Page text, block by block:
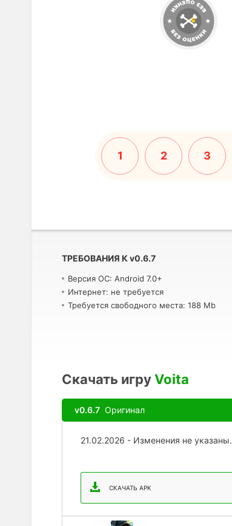
1 2 3
ТРЕБОВАНИЯ К v0.6.7
Версия ОС: Android 7.0+
Интернет: не требуется
Требуется свободного места: 188 Mb
Скачать игруVoita
v0.6.7 Оригинал
21.02.2026 - Изменения не указаны.
СКАЧАТЬ APK